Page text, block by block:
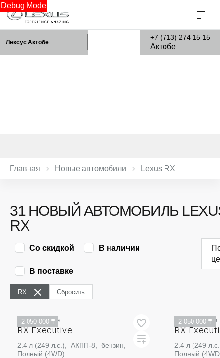
Debug Mode
Лексус Актобе
+7 (713) 274 15 15
Актобе
Главная Новые автомобили Lexus RX
31 НОВЫЙ АВТОМОБИЛЬ
RX
RX Сбросить
Со скидкой В наличии
В поставке
2 050 000 ₸
В поставке
RX Executive
2.4 л (249 л.с.), АКПП-8, бензин,
Полный (4WD)
2 050 000 ₸
В поставке
RX
2.4 л (249
Полный